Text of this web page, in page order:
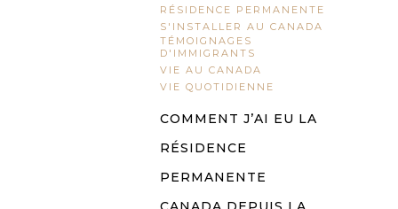
RÉSIDENCE PERMANENTE
S'INSTALLER AU CANADA
TÉMOIGNAGES
D'IMMIGRANTS
VIE AU CANADA
VIE QUOTIDIENNE
COMMENT J’AI EU LA
RÉSIDENCE
PERMANENTE